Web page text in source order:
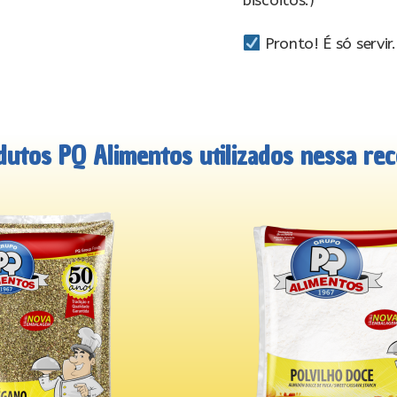
Pronto! É só servir.
PQ Alimentos utilizados nessa